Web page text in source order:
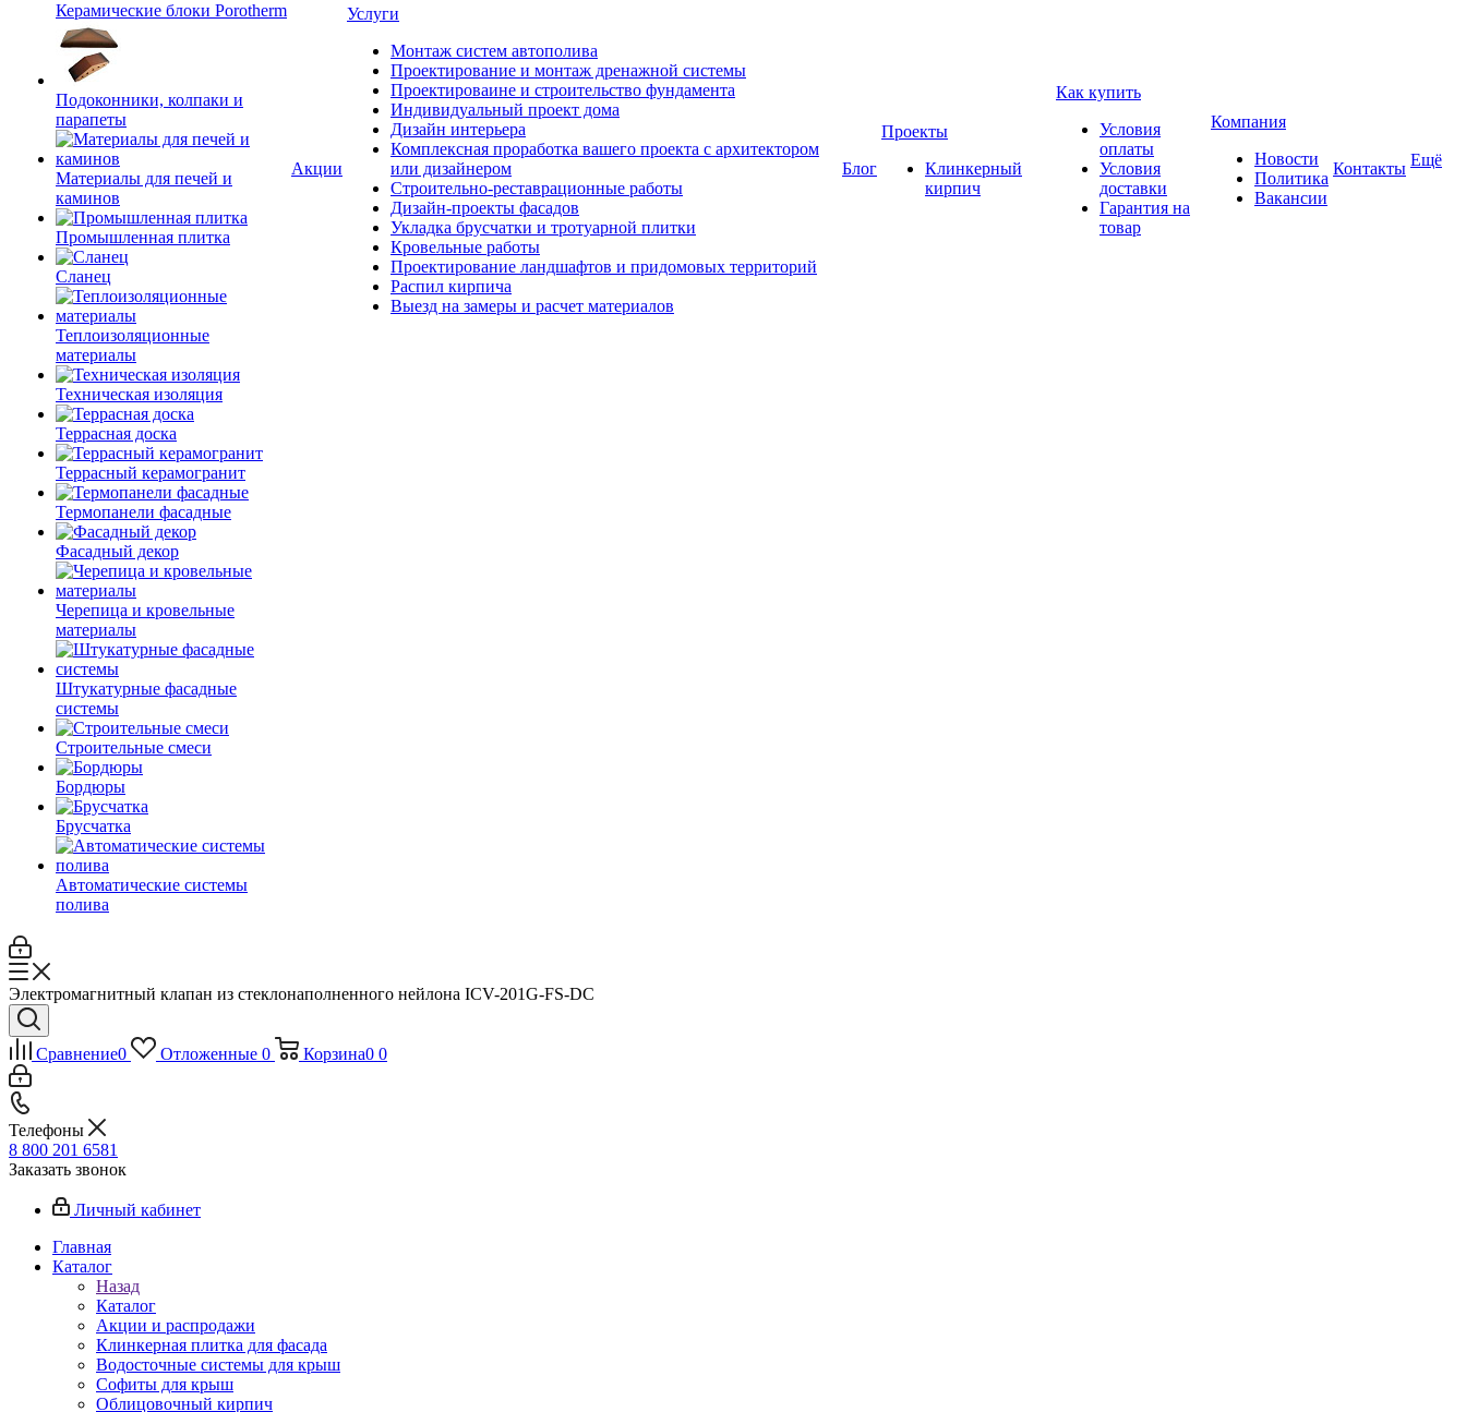
Керамические блоки Porotherm
Подоконники, колпаки и
парапеты
Материалы для печей и
каминов
Промышленная плитка
Сланец
Теплоизоляционные
материалы
Техническая изоляция
Террасная доска
Террасный керамогранит
Термопанели фасадные
Фасадный декор
Черепица и кровельные
материалы
Штукатурные фасадные
системы
Строительные смеси
Бордюры
Брусчатка
Автоматические системы
полива
Акции
Услуги
Монтаж систем автополива
Проектирование и монтаж дренажной системы
Проектироваине и строительство фундамента
Индивидуальный проект дома
Дизайн интерьера
Комплексная проработка вашего проекта с архитектором
или дизайнером
Строительно-реставрационные работы
Дизайн-проекты фасадов
Укладка брусчатки и тротуарной плитки
Кровельные работы
Проектирование ландшафтов и придомовых территорий
Распил кирпича
Выезд на замеры и расчет материалов
Блог
Проекты
Клинкерный
кирпич
Как купить
Условия
оплаты
Условия
доставки
Гарантия на
товар
Компания
Новости
Политика
Вакансии
Контакты Ещё
Электромагнитный клапан из стеклонаполненного нейлона ICV-201G-FS-DC
Сравнение0 Отложенные 0 Корзина0 0
Телефоны
8 800 201 6581
Заказать звонок
Личный кабинет
Главная
Каталог
Назад
Каталог
Акции и распродажи
Клинкерная плитка для фасада
Водосточные системы для крыш
Софиты для крыш
Облицовочный кирпич